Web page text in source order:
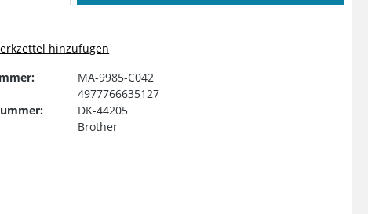
hinzufügen
MA-9985-C042
4977766635127
DK-44205
Brother